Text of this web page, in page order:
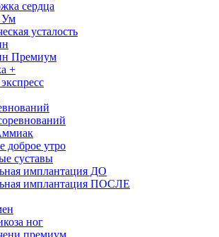
сердца
Ум
усталость
Премиум
+
доброе утро
суставы
имплантация ДО
имплантация ПОСЛЕ
ног
премиум